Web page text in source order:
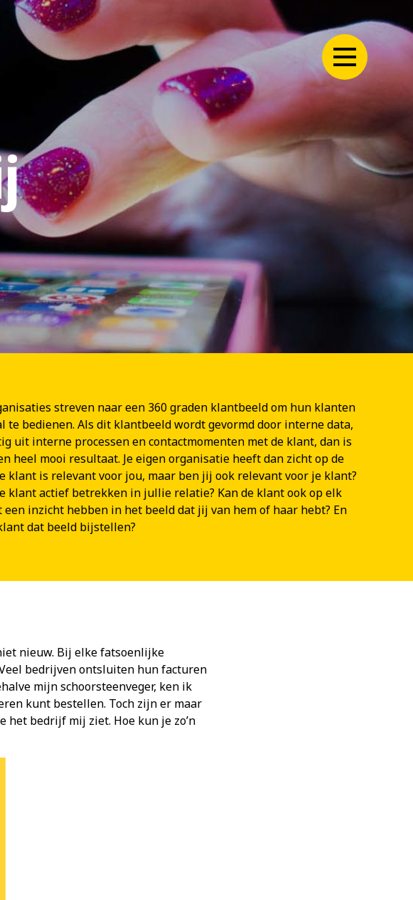
streven naar een 360 graden klantbeeld om hun klanten
te bedienen. Als dit klantbeeld wordt gevormd door interne data,
uit interne processen en contactmomenten met de klant, dan is
heel mooi resultaat. Je eigen organisatie heeft dan zicht op de
klant is relevant voor jou, maar ben jij ook relevant voor je klant?
klant actief betrekken in jullie relatie? Kan de klant ook op elk
een inzicht hebben in het beeld dat jij van hem of haar hebt? En
dat beeld bijstellen?
nieuw. Bij elke fatsoenlijke
bedrijven ontsluiten hun facturen
mijn schoorsteenveger, ken ik
kunt bestellen. Toch zijn er maar
bedrijf mij ziet. Hoe kun je zo’n